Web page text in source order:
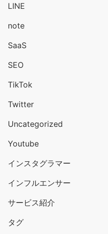
LINE
note
SaaS
SEO
TikTok
Twitter
Uncategorized
Youtube
インスタグラマー
インフルエンサー
サービス紹介
タグ